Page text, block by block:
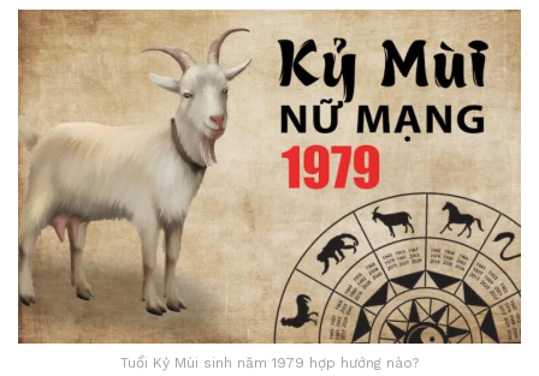
Tuổi Kỷ Mùi sinh năm 1979 hợp hướng nào?